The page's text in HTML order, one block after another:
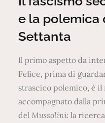
e la polemica
Settanta
Il primo aspetto da
Felice, prima di
strascico polemico, è il
accompagnato dalla
del Mussolini: la